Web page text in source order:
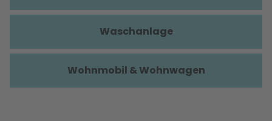
Waschanlage
Wohnmobil & Wohnwagen